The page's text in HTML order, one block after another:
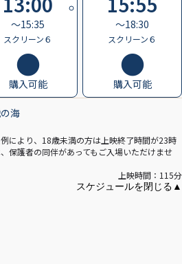
〜15:35
スクリーン６
購入可能
〜18:30
スクリーン６
購入可能
海
により、18歳未満の方は上映終了時間が23時
保護者の同伴があってもご入場いただけませ
上映時間：115分